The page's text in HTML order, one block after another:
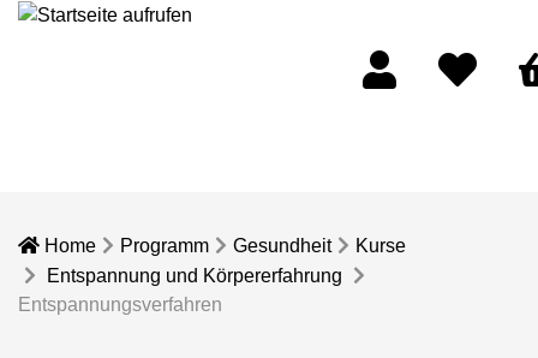
Home Programm Gesundheit
Kurse
Entspannung und Körpererfahrung
Entspannungsverfahren